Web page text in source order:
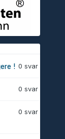
0 svar
!
0 svar
0 svar